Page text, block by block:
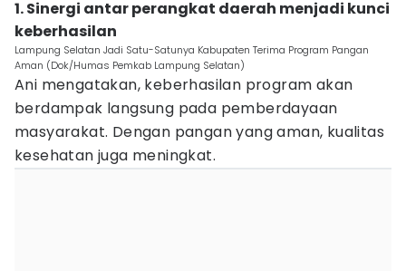
1. Sinergi antar perangkat daerah menjadi kunci
keberhasilan
Lampung Selatan Jadi Satu-Satunya Kabupaten Terima Program Pangan
Aman (Dok/Humas Pemkab Lampung Selatan)
Ani mengatakan, keberhasilan program akan
berdampak langsung pada pemberdayaan
masyarakat. Dengan pangan yang aman, kualitas
kesehatan juga meningkat.